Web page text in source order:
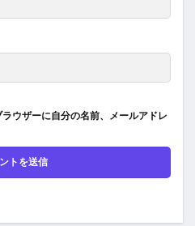
ウザーに自分の名前、メールアドレ